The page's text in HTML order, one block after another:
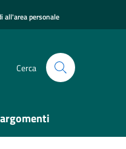
all'area personale
Cerca